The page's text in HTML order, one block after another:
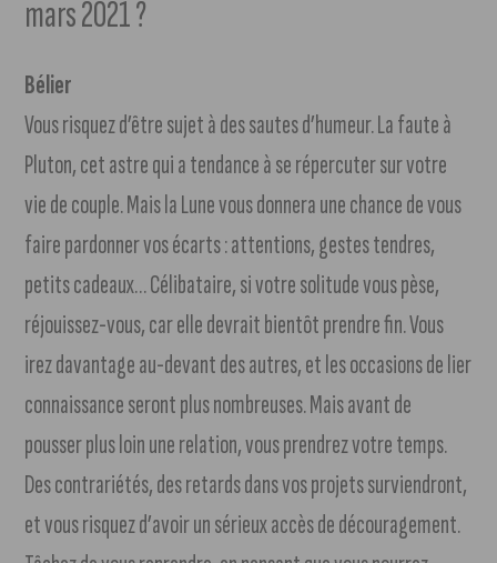
mars 2021 ?
Bélier
Vous risquez d’être sujet à des sautes d’humeur. La faute à
Pluton, cet astre qui a tendance à se répercuter sur votre
vie de couple. Mais la Lune vous donnera une chance de vous
faire pardonner vos écarts : attentions, gestes tendres,
petits cadeaux… Célibataire, si votre solitude vous pèse,
réjouissez-vous, car elle devrait bientôt prendre fin. Vous
irez davantage au-devant des autres, et les occasions de lier
connaissance seront plus nombreuses. Mais avant de
pousser plus loin une relation, vous prendrez votre temps.
Des contrariétés, des retards dans vos projets surviendront,
et vous risquez d’avoir un sérieux accès de découragement.